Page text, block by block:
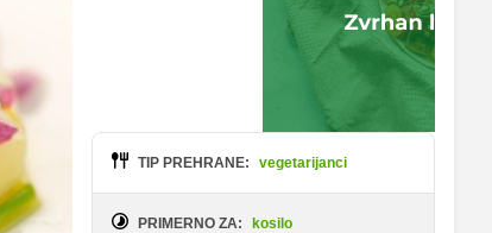
TIP PREHRANE: vegetarijanci
PRIMERNO ZA: kosilo